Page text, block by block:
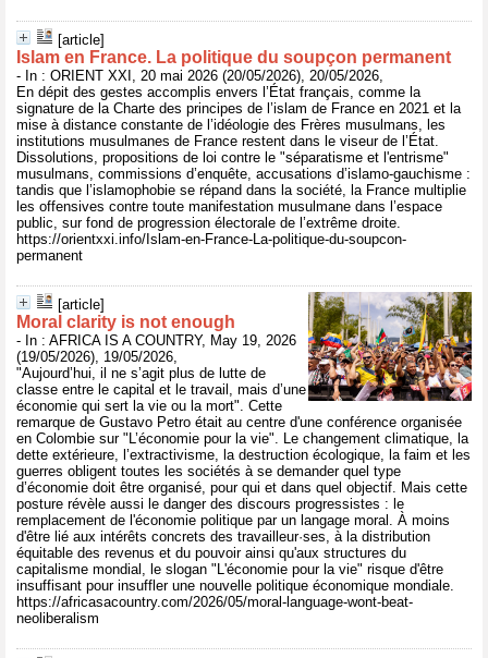
[article]
Islam en France. La politique du soupçon permanent
- In : ORIENT XXI, 20 mai 2026 (20/05/2026), 20/05/2026,
En dépit des gestes accomplis envers l’État français, comme la
signature de la Charte des principes de l’islam de France en 2021 et la
mise à distance constante de l’idéologie des Frères musulmans, les
institutions musulmanes de France restent dans le viseur de l’État.
Dissolutions, propositions de loi contre le "séparatisme et l'entrisme"
musulmans, commissions d’enquête, accusations d’islamo-gauchisme :
tandis que l’islamophobie se répand dans la société, la France multiplie
les offensives contre toute manifestation musulmane dans l’espace
public, sur fond de progression électorale de l’extrême droite.
https://orientxxi.info/Islam-en-France-La-politique-du-soupcon-
permanent
[article]
Moral clarity is not enough
- In : AFRICA IS A COUNTRY, May 19, 2026
(19/05/2026), 19/05/2026,
"Aujourd’hui, il ne s’agit plus de lutte de
classe entre le capital et le travail, mais d’une
économie qui sert la vie ou la mort". Cette
remarque de Gustavo Petro était au centre d'une conférence organisée
en Colombie sur "L’économie pour la vie". Le changement climatique, la
dette extérieure, l’extractivisme, la destruction écologique, la faim et les
guerres obligent toutes les sociétés à se demander quel type
d’économie doit être organisé, pour qui et dans quel objectif. Mais cette
posture révèle aussi le danger des discours progressistes : le
remplacement de l'économie politique par un langage moral. À moins
d'être lié aux intérêts concrets des travailleur·ses, à la distribution
équitable des revenus et du pouvoir ainsi qu'aux structures du
capitalisme mondial, le slogan "L'économie pour la vie" risque d'être
insuffisant pour insuffler une nouvelle politique économique mondiale.
https://africasacountry.com/2026/05/moral-language-wont-beat-
neoliberalism